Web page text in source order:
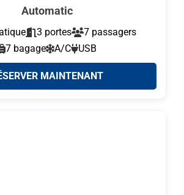
Automatic
3 portes
7 passagers
7 bagage
A/C USB
MAINTENANT